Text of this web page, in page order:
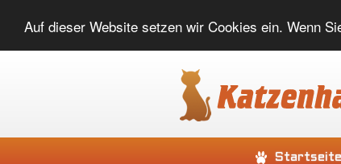
Auf dieser Website setzen wir Cookies ein. Wenn
Startseite